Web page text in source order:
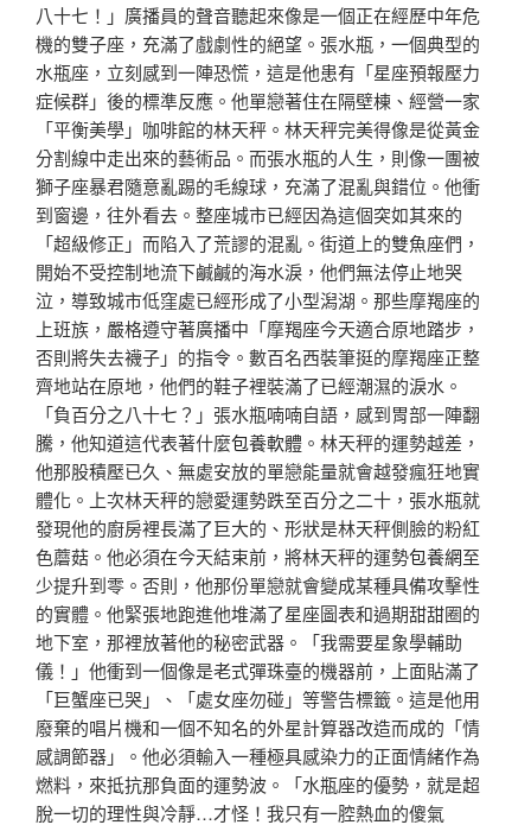
八十七！」廣播員的聲音聽起來像是一個正在經歷中年危
機的雙子座，充滿了戲劇性的絕望。張水瓶，一個典型的
水瓶座，立刻感到一陣恐慌，這是他患有「星座預報壓力
症候群」後的標準反應。他單戀著住在隔壁棟、經營一家
「平衡美學」咖啡館的林天秤。林天秤完美得像是從黃金
分割線中走出來的藝術品。而張水瓶的人生，則像一團被
獅子座暴君隨意亂踢的毛線球，充滿了混亂與錯位。他衝
到窗邊，往外看去。整座城市已經因為這個突如其來的
「超級修正」而陷入了荒謬的混亂。街道上的雙魚座們，
開始不受控制地流下鹹鹹的海水淚，他們無法停止地哭
泣，導致城市低窪處已經形成了小型潟湖。那些摩羯座的
上班族，嚴格遵守著廣播中「摩羯座今天適合原地踏步，
否則將失去襪子」的指令。數百名西裝筆挺的摩羯座正整
齊地站在原地，他們的鞋子裡裝滿了已經潮濕的淚水。
「負百分之八十七？」張水瓶喃喃自語，感到胃部一陣翻
騰，他知道這代表著什麼包養軟體 。林天秤的運勢越差，
他那股積壓已久、無處安放的單戀能量就會越發瘋狂地實
體化。上次林天秤的戀愛運勢跌至百分之二十，張水瓶就
發現他的廚房裡長滿了巨大的、形狀是林天秤側臉的粉紅
色蘑菇。他必須在今天結束前，將林天秤的運勢包養網至
少提升到零。否則，他那份單戀就會變成某種具備攻擊性
的實體。他緊張地跑進他堆滿了星座圖表和過期甜甜圈的
地下室，那裡放著他的秘密武器。「我需要星象學輔助
儀！」他衝到一個像是老式彈珠臺的機器前，上面貼滿了
「巨蟹座已哭」、「處女座勿碰」等警告標籤。這是他用
廢棄的唱片機和一個不知名的外星計算器改造而成的「情
感調節器」。他必須輸入一種極具感染力的正面情緒作為
燃料，來抵抗那負面的運勢波。「水瓶座的優勢，就是超
脫一切的理性與冷靜…才怪！我只有一腔熱血的傻氣